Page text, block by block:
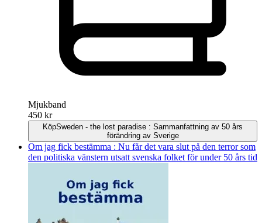
Mjukband
450 kr
KöpSweden - the lost paradise : Sammanfattning av 50 års
förändring av Sverige
Om jag fick bestämma : Nu får det vara slut på den terror som
den politiska vänstern utsatt svenska folket för under 50 års tid